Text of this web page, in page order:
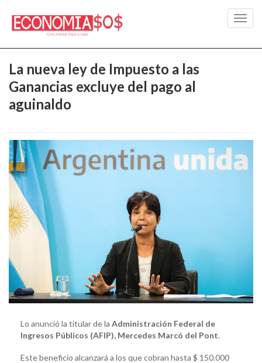
La nueva ley de Impuesto a las
Ganancias excluye del pago al
aguinaldo
Lo anunció la titular de la Administración Federal de
Ingresos Públicos (AFIP), Mercedes Marcó del Pont.
Este beneficio alcanzará a los que cobran hasta $ 150.000